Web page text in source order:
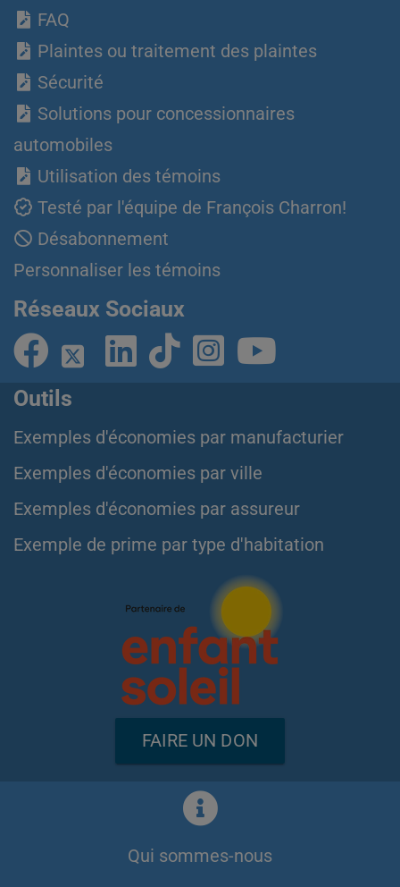
FAQ
Plaintes ou traitement des plaintes
Sécurité
Solutions pour concessionnaires
automobiles
Utilisation des témoins
Testé par l'équipe de François Charron!
Désabonnement
Personnaliser les témoins
Réseaux Sociaux
Outils
Exemples d'économies par manufacturier
Exemples d'économies par ville
Exemples d'économies par assureur
Exemple de prime par type d'habitation
FAIRE UN DON
Qui sommes-nous